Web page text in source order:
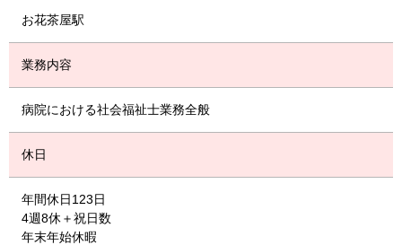
お花茶屋駅
業務内容
病院における社会福祉士業務全般
休日
年間休日123日
4週8休＋祝日数
年末年始休暇